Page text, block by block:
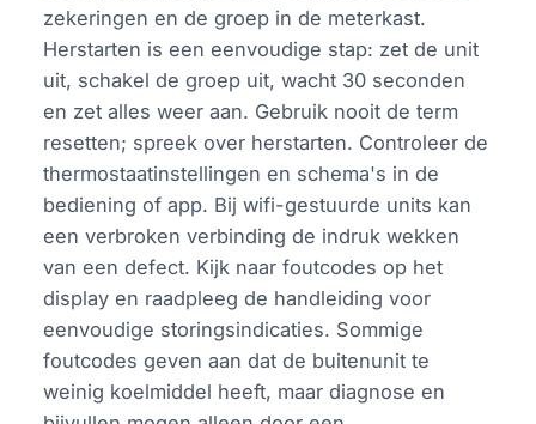
zekeringen en de groep in de meterkast.
Herstarten is een eenvoudige stap: zet de unit
uit, schakel de groep uit, wacht 30 seconden
en zet alles weer aan. Gebruik nooit de term
resetten; spreek over herstarten. Controleer de
thermostaatinstellingen en schema's in de
bediening of app. Bij wifi-gestuurde units kan
een verbroken verbinding de indruk wekken
van een defect. Kijk naar foutcodes op het
display en raadpleeg de handleiding voor
eenvoudige storingsindicaties. Sommige
foutcodes geven aan dat de buitenunit te
weinig koelmiddel heeft, maar diagnose en